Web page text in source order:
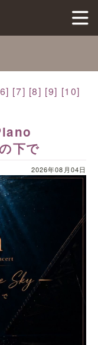
ラバージョン）
[7] [8] [9] [10]
下で
2026年08月04日